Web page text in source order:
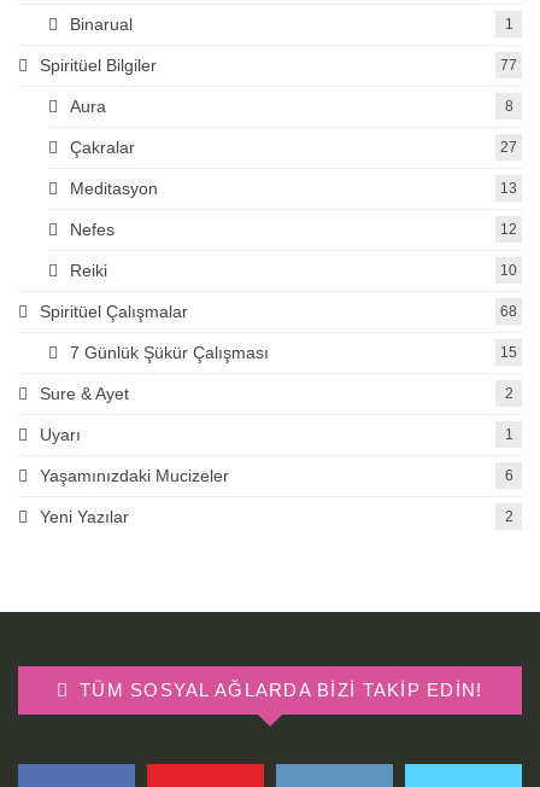
Binarual 1
Spiritüel Bilgiler 77
Aura 8
Çakralar 27
Meditasyon 13
Nefes 12
Reiki 10
Spiritüel Çalışmalar 68
7 Günlük Şükür Çalışması 15
Sure & Ayet 2
Uyarı 1
Yaşamınızdaki Mucizeler 6
Yeni Yazılar 2
TÜM SOSYAL AĞLARDA BIZI TAKIP EDIN!